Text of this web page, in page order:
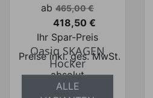
Verkaufspreis
ab 465,00 €
Preis
418,50 €
Ihr Spar-Preis
Preise inkl. ges. MwSt.
absolut
versandkostenfrei
Oasiq SKAGEN
Hocker
ALLE